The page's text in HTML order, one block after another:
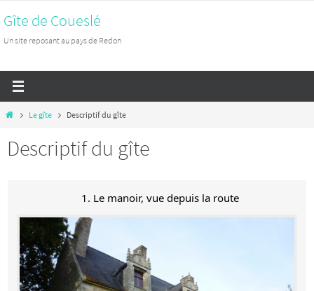
vers
le
Gîte de Coueslé
Un site reposant au pays de Redon
HomeLe gîte Descriptif du gîte
Descriptif du gîte
1. Le manoir, vue depuis la route